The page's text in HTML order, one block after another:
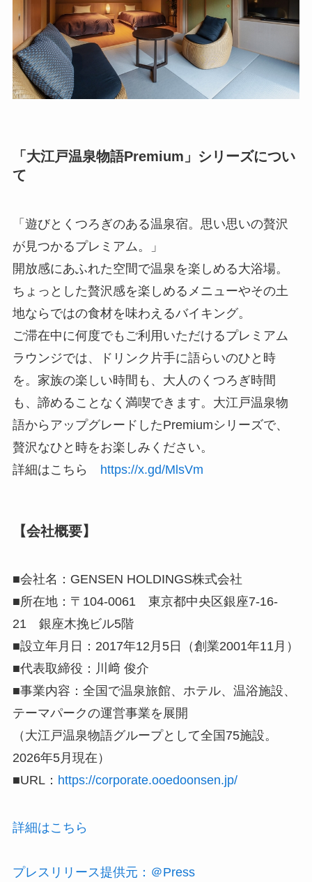
「大江戸温泉物語Premium」シリーズについ
て
「遊びとくつろぎのある温泉宿。思い思いの贅沢
が見つかるプレミアム。」
開放感にあふれた空間で温泉を楽しめる大浴場。
ちょっとした贅沢感を楽しめるメニューやその土
地ならではの食材を味わえるバイキング。
ご滞在中に何度でもご利用いただけるプレミアム
ラウンジでは、ドリンク片手に語らいのひと時
を。家族の楽しい時間も、大人のくつろぎ時間
も、諦めることなく満喫できます。大江戸温泉物
語からアップグレードしたPremiumシリーズで、
贅沢なひと時をお楽しみください。
詳細はこちら https://x.gd/MlsVm
【会社概要】
■会社名：GENSEN HOLDINGS株式会社
■所在地：〒104-0061 東京都中央区銀座7-16-
21 銀座木挽ビル5階
■設立年月日：2017年12月5日（創業2001年11月）
■代表取締役：川﨑 俊介
■事業内容：全国で温泉旅館、ホテル、温浴施設、
テーマパークの運営事業を展開
（大江戸温泉物語グループとして全国75施設。
2026年5月現在）
■URL： https://corporate.ooedoonsen.jp/
詳細はこちら
プレスリリース提供元：＠Press